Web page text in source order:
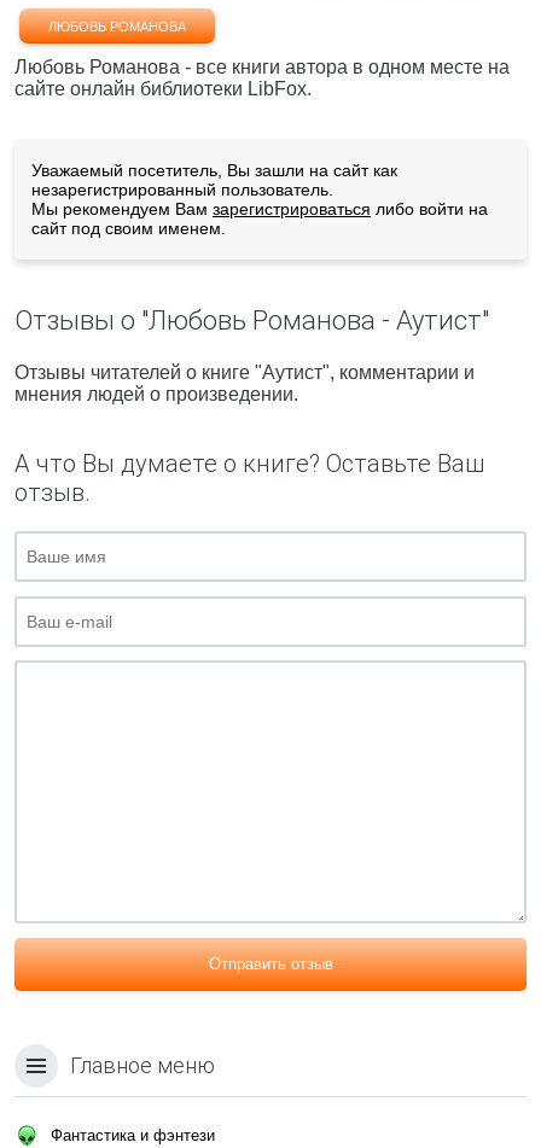
ЛЮБОВЬ РОМАНОВА
Любовь Романова - все книги автора в одном месте на
сайте онлайн библиотеки LibFox.
Уважаемый посетитель, Вы зашли на сайт как
незарегистрированный пользователь.
Мы рекомендуем Вам зарегистрироваться либо войти на
сайт под своим именем.
Отзывы о "Любовь Романова - Аутист"
Отзывы читателей о книге "Аутист", комментарии и
мнения людей о произведении.
А что Вы думаете о книге? Оставьте Ваш
отзыв.
Отправить отзыв
Главное меню
Фантастика и фэнтези